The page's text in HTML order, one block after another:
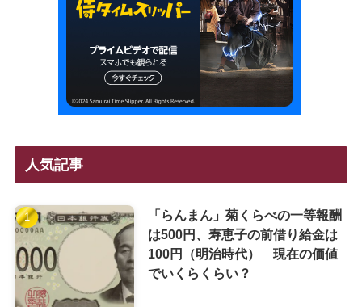
人気記事
「らんまん」菊くらべの一等報酬
は500円、寿恵子の前借り給金は
100円（明治時代） 現在の価値
でいくらくらい？